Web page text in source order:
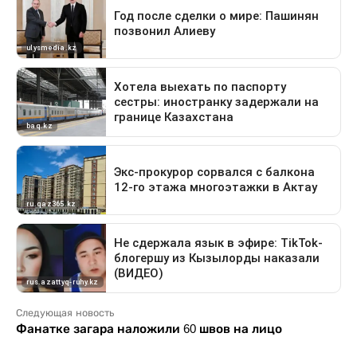
Следующая новость
Фанатке загара наложили 60 швов на лицо